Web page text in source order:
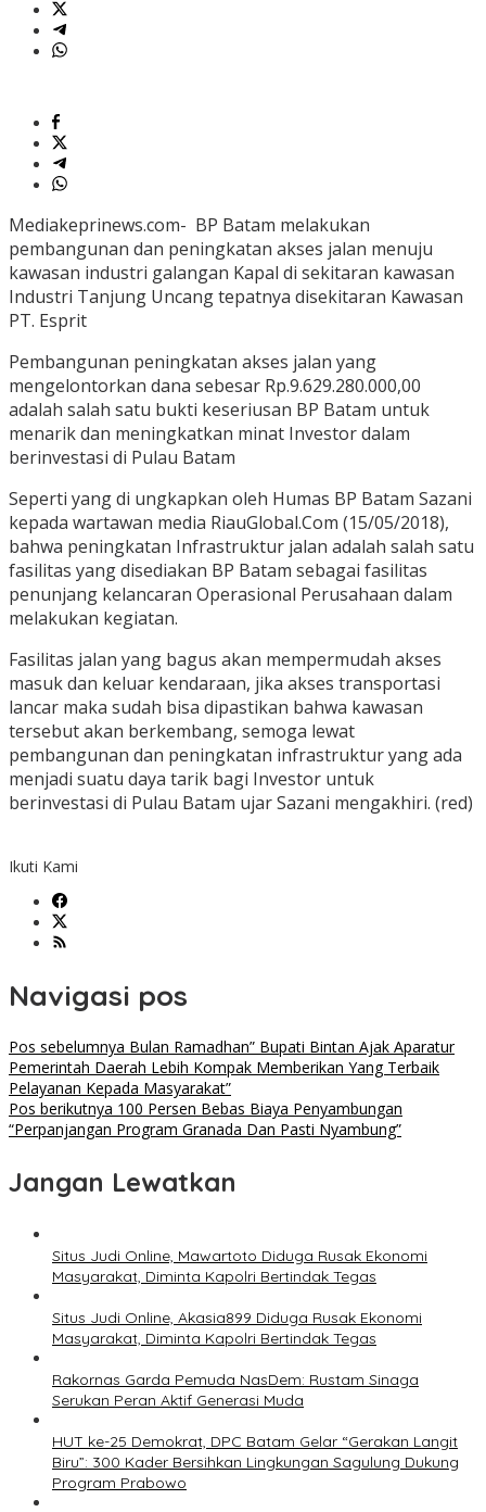
Mediakeprinews.com- BP Batam melakukan
pembangunan dan peningkatan akses jalan menuju
kawasan industri galangan Kapal di sekitaran kawasan
Industri Tanjung Uncang tepatnya disekitaran Kawasan
PT. Esprit
Pembangunan peningkatan akses jalan yang
mengelontorkan dana sebesar Rp.9.629.280.000,00
adalah salah satu bukti keseriusan BP Batam untuk
menarik dan meningkatkan minat Investor dalam
berinvestasi di Pulau Batam
Seperti yang di ungkapkan oleh Humas BP Batam Sazani
kepada wartawan media RiauGlobal.Com (15/05/2018),
bahwa peningkatan Infrastruktur jalan adalah salah satu
fasilitas yang disediakan BP Batam sebagai fasilitas
penunjang kelancaran Operasional Perusahaan dalam
melakukan kegiatan.
Fasilitas jalan yang bagus akan mempermudah akses
masuk dan keluar kendaraan, jika akses transportasi
lancar maka sudah bisa dipastikan bahwa kawasan
tersebut akan berkembang, semoga lewat
pembangunan dan peningkatan infrastruktur yang ada
menjadi suatu daya tarik bagi Investor untuk
berinvestasi di Pulau Batam ujar Sazani mengakhiri. (red)
Ikuti Kami
Navigasi pos
Pos sebelumnya Bulan Ramadhan” Bupati Bintan Ajak Aparatur
Pemerintah Daerah Lebih Kompak Memberikan Yang Terbaik
Pelayanan Kepada Masyarakat”
Pos berikutnya 100 Persen Bebas Biaya Penyambungan
“Perpanjangan Program Granada Dan Pasti Nyambung”
Jangan Lewatkan
Situs Judi Online, Mawartoto Diduga Rusak Ekonomi
Masyarakat, Diminta Kapolri Bertindak Tegas
Situs Judi Online, Akasia899 Diduga Rusak Ekonomi
Masyarakat, Diminta Kapolri Bertindak Tegas
Rakornas Garda Pemuda NasDem: Rustam Sinaga
Serukan Peran Aktif Generasi Muda
HUT ke-25 Demokrat, DPC Batam Gelar “Gerakan Langit
Biru”: 300 Kader Bersihkan Lingkungan Sagulung Dukung
Program Prabowo